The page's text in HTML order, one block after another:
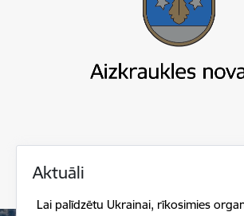
Aktuāli
Lai palīdzētu Ukrainai, rīkosimies